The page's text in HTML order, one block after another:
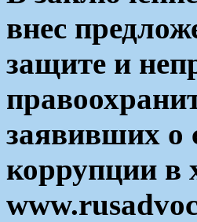
внес
защите и
заявивших о
коррупции в